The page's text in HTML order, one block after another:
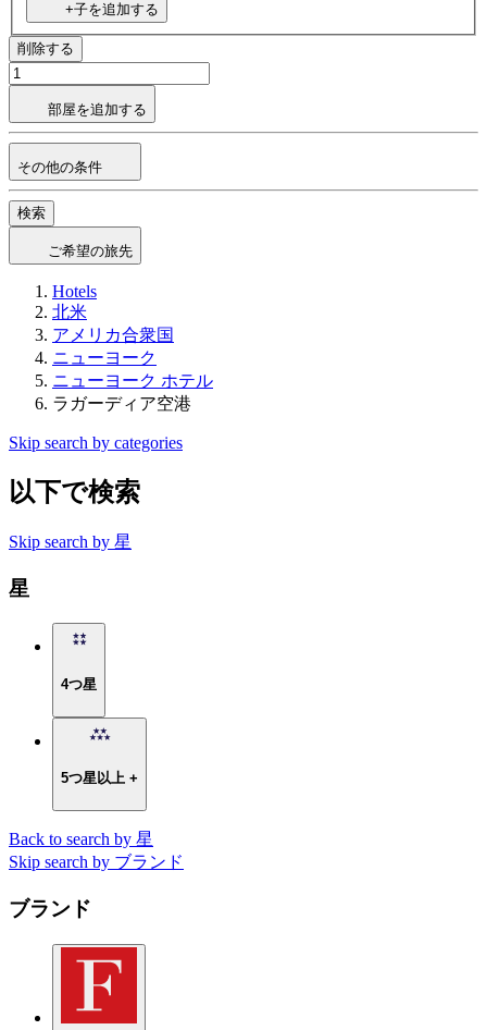
+子を追加する
削除する
部屋を追加する
その他の条件
検索
ご希望の旅先
Hotels
北米
アメリカ合衆国
ニューヨーク
ニューヨーク ホテル
ラガーディア空港
Skip search by categories
以下で検索
Skip search by 星
星
4つ星
5つ星以上 +
Back to search by 星
Skip search by ブランド
ブランド